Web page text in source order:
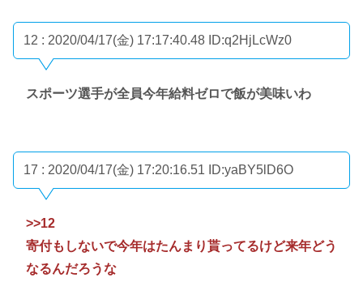
12 : 2020/04/17(金) 17:17:40.48 ID:q2HjLcWz0
スポーツ選手が全員今年給料ゼロで飯が美味いわ
17 : 2020/04/17(金) 17:20:16.51 ID:yaBY5lD6O
>>12
寄付もしないで今年はたんまり貰ってるけど来年どう
なるんだろうな